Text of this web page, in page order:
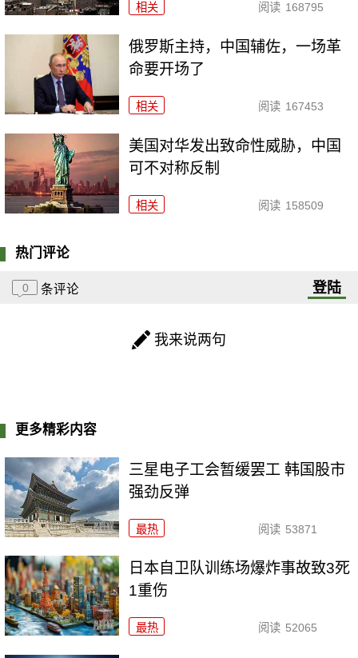
相关 阅读 168795
俄罗斯主持，中国辅佐，一场革
命要开场了
相关 阅读 167453
美国对华发出致命性威胁，中国
可不对称反制
相关 阅读 158509
热门评论
0 条评论 登陆
我来说两句
更多精彩内容
三星电子工会暂缓罢工 韩国股市
强劲反弹
最热 阅读 53871
日本自卫队训练场爆炸事故致3死
1重伤
最热 阅读 52065